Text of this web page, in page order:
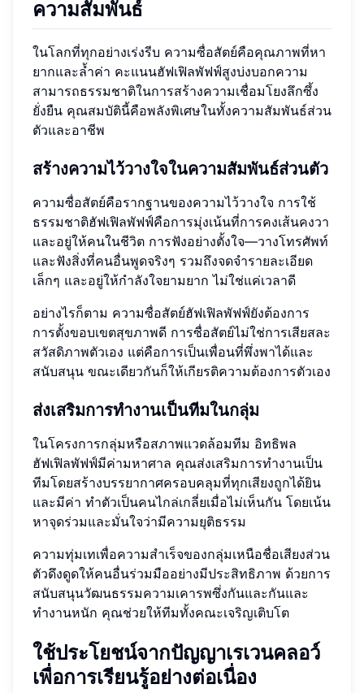
ความสัมพันธ์
ในโลกที่ทุกอย่างเร่งรีบ ความซื่อสัตย์คือคุณภาพที่หา
ยากและล้ำค่า คะแนนฮัฟเฟิลพัฟฟ์สูงบ่งบอกความ
สามารถธรรมชาติในการสร้างความเชื่อมโยงลึกซึ้ง
ยั่งยืน คุณสมบัตินี้คือพลังพิเศษในทั้งความสัมพันธ์ส่วน
ตัวและอาชีพ
สร้างความไว้วางใจในความสัมพันธ์ส่วนตัว
ความซื่อสัตย์คือรากฐานของความไว้วางใจ การใช้
ธรรมชาติฮัฟเฟิลพัฟฟ์คือการมุ่งเน้นที่การคงเส้นคงวา
และอยู่ให้คนในชีวิต การฟังอย่างตั้งใจ—วางโทรศัพท์
และฟังสิ่งที่คนอื่นพูดจริงๆ รวมถึงจดจำรายละเอียด
เล็กๆ และอยู่ให้กำลังใจยามยาก ไม่ใช่แค่เวลาดี
อย่างไรก็ตาม ความซื่อสัตย์ฮัฟเฟิลพัฟฟ์ยังต้องการ
การตั้งขอบเขตสุขภาพดี การซื่อสัตย์ไม่ใช่การเสียสละ
สวัสดิภาพตัวเอง แต่คือการเป็นเพื่อนที่พึ่งพาได้และ
สนับสนุน ขณะเดียวกันก็ให้เกียรติความต้องการตัวเอง
ส่งเสริมการทำงานเป็นทีมในกลุ่ม
ในโครงการกลุ่มหรือสภาพแวดล้อมทีม อิทธิพล
ฮัฟเฟิลพัฟฟ์มีค่ามหาศาล คุณส่งเสริมการทำงานเป็น
ทีมโดยสร้างบรรยากาศครอบคลุมที่ทุกเสียงถูกได้ยิน
และมีค่า ทำตัวเป็นคนไกล่เกลี่ยเมื่อไม่เห็นกัน โดยเน้น
หาจุดร่วมและมั่นใจว่ามีความยุติธรรม
ความทุ่มเทเพื่อความสำเร็จของกลุ่มเหนือชื่อเสียงส่วน
ตัวดึงดูดให้คนอื่นร่วมมืออย่างมีประสิทธิภาพ ด้วยการ
สนับสนุนวัฒนธรรมความเคารพซึ่งกันและกันและ
ทำงานหนัก คุณช่วยให้ทีมทั้งคณะเจริญเติบโต
ใช้ประโยชน์จากปัญญาเรเวนคลอว์
เพื่อการเรียนรู้อย่างต่อเนื่อง